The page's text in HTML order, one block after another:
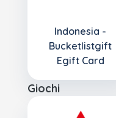
Indonesia -
Bucketlistgift
Egift Card
Giochi